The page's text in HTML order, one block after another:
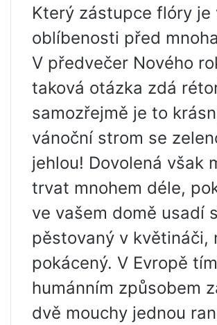
Který zástupce flóry je
oblíbenosti před
V předvečer Nového
taková otázka zdá
samozřejmě je to
vánoční strom se
jehlou! Dovolená však
trvat mnohem déle,
ve vašem domě usadí
pěstovaný v květináči,
pokácený. V Evropě
humánním způsobem
dvě mouchy jednou